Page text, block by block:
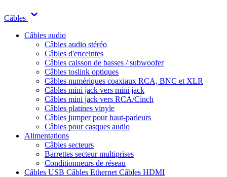
Câbles
Câbles audio
Câbles audio stéréo
Câbles d'enceintes
Câbles caisson de basses / subwoofer
Câbles toslink optiques
Câbles numériques coaxiaux RCA, BNC et XLR
Câbles mini jack vers mini jack
Câbles mini jack vers RCA/Cinch
Câbles platines vinyle
Câbles jumper pour haut-parleurs
Câbles pour casques audio
Alimentations
Câbles secteurs
Barrettes secteur multiprises
Conditionneurs de réseau
Câbles USB Câbles Ethernet Câbles HDMI